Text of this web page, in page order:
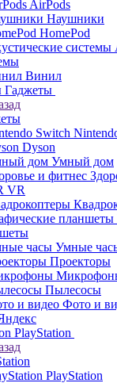
AirPods
Наушники
HomePod
Винил
Гаджеты
Dyson
Умный дом
VR
Умные
Проекторы
Пылесосы
Фото и
PlayStation
PlayStation